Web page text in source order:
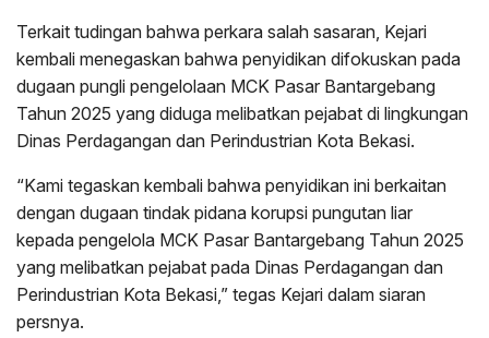
Terkait tudingan bahwa perkara salah sasaran, Kejari
kembali menegaskan bahwa penyidikan difokuskan pada
dugaan pungli pengelolaan MCK Pasar Bantargebang
Tahun 2025 yang diduga melibatkan pejabat di lingkungan
Dinas Perdagangan dan Perindustrian Kota Bekasi.
“Kami tegaskan kembali bahwa penyidikan ini berkaitan
dengan dugaan tindak pidana korupsi pungutan liar
kepada pengelola MCK Pasar Bantargebang Tahun 2025
yang melibatkan pejabat pada Dinas Perdagangan dan
Perindustrian Kota Bekasi,” tegas Kejari dalam siaran
persnya.